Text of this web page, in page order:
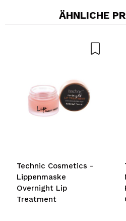
Ein Video oder
ÄHNLICHE
Technic Cosmetics -
Lippenmaske
Overnight Lip
Treatment